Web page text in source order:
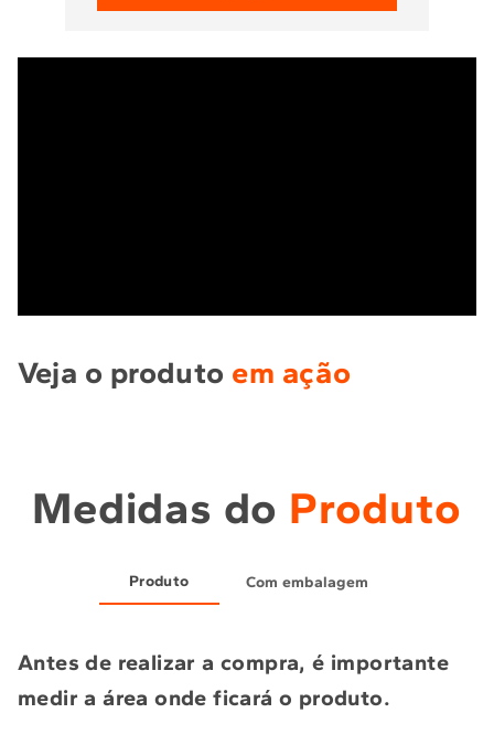
Veja o produto em ação
Medidas do Produto
Produto Com embalagem
Antes de realizar a compra, é importante
medir a área onde ficará o produto.